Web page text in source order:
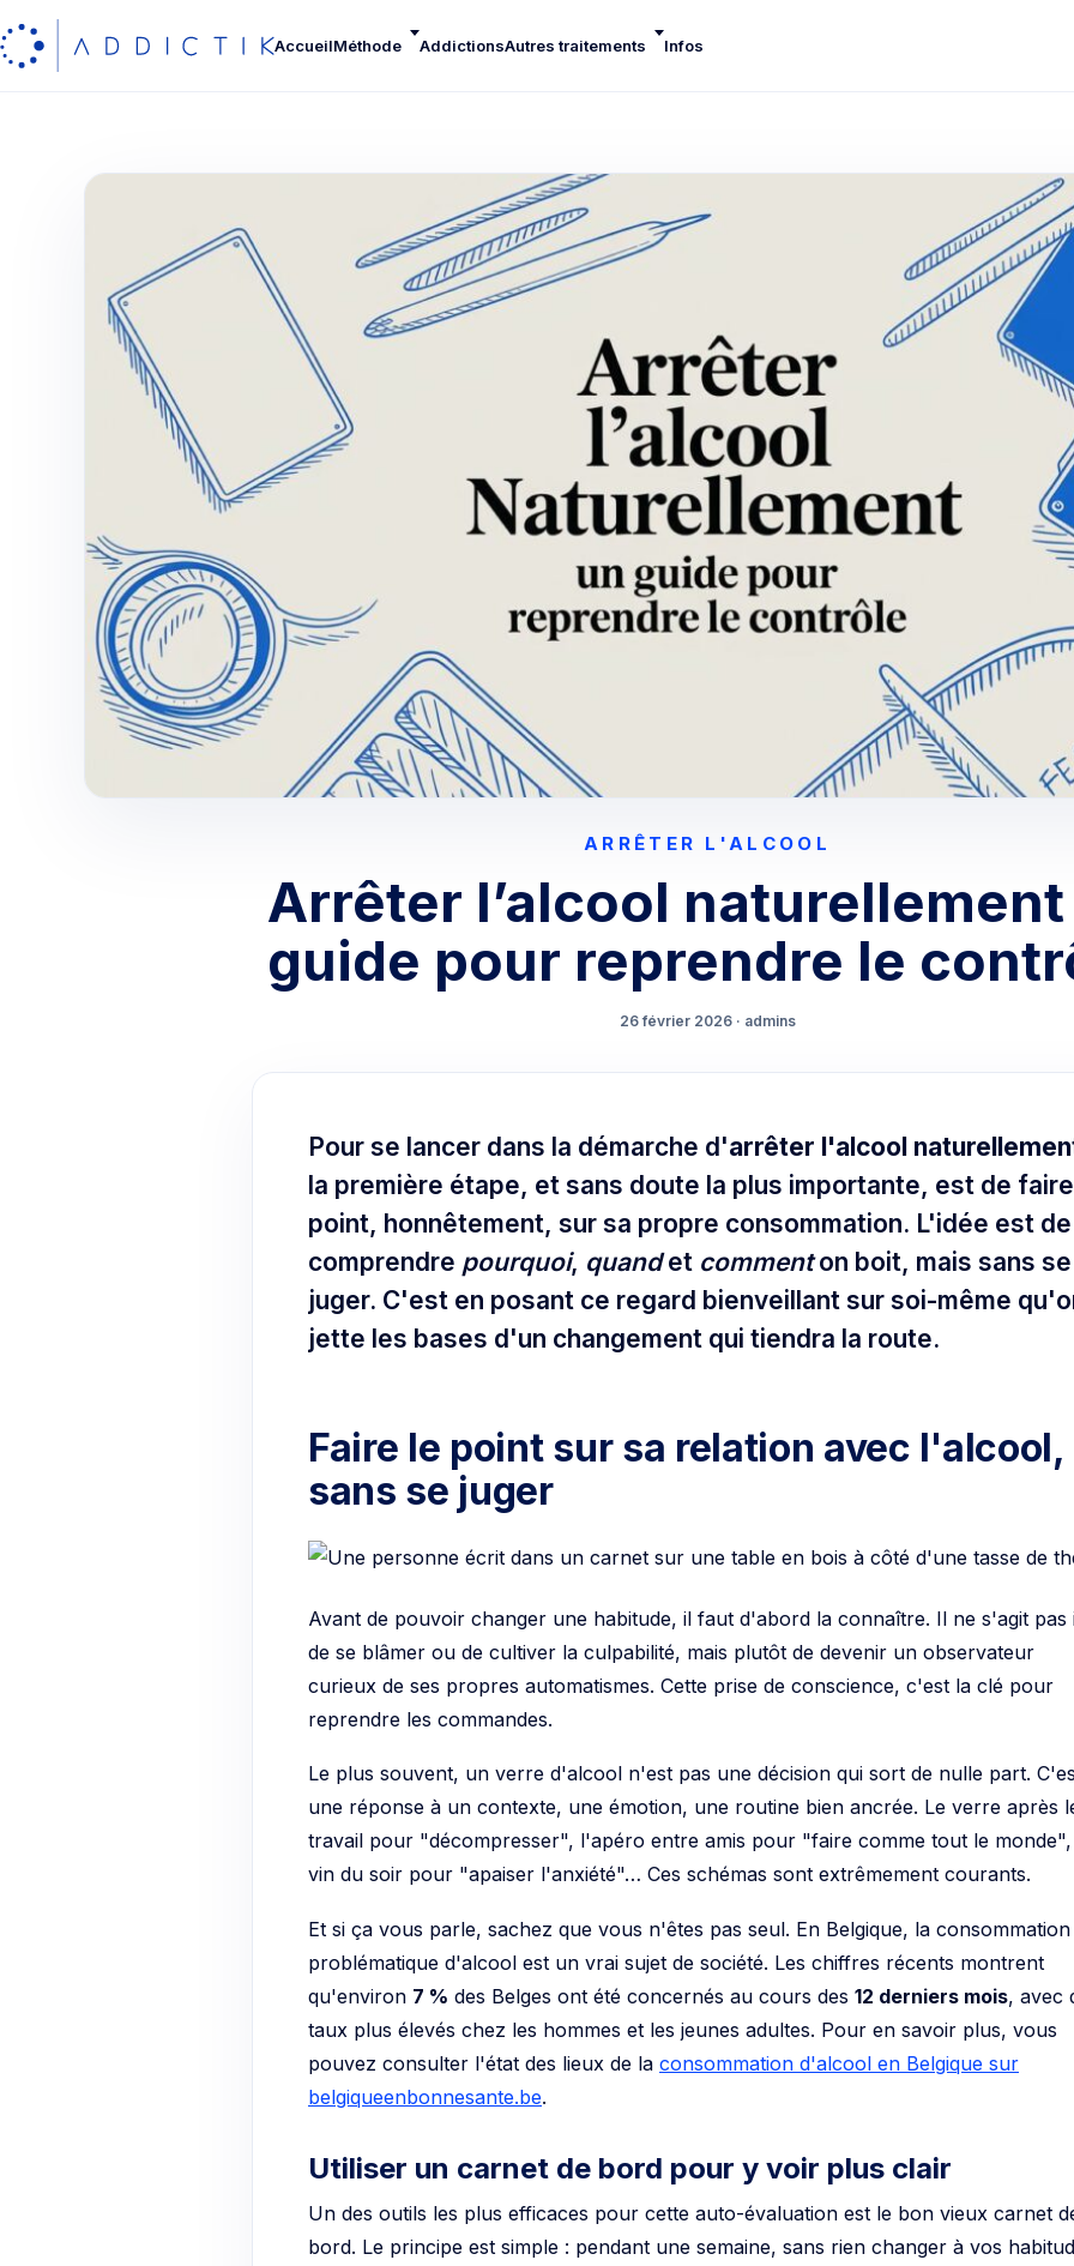
AccueilMéthode AddictionsAutres traitements Infos
ARRÊTER L'ALCOOL
Arrêter l’alcool naturellement
guide pour reprendre le
26 février 2026 · admins
Pour se lancer dans la démarche d'arrêter l'alcool
la première étape, et sans doute la plus importante, est de
point, honnêtement, sur sa propre consommation. L'idée est de
comprendre pourquoi, quandet commenton boit, mais sans se
juger. C'est en posant ce regard bienveillant sur soi-même
jette les bases d'un changement qui tiendra la route.
Faire le point sur sa relation avec l'alcool,
sans se juger
Avant de pouvoir changer une habitude, il faut d'abord la connaître. Il ne s'agit pas
de se blâmer ou de cultiver la culpabilité, mais plutôt de devenir un observateur
curieux de ses propres automatismes. Cette prise de conscience, c'est la clé pour
reprendre les commandes.
Le plus souvent, un verre d'alcool n'est pas une décision qui sort de nulle part.
une réponse à un contexte, une émotion, une routine bien ancrée. Le verre après
travail pour "décompresser", l'apéro entre amis pour "faire comme tout le
vin du soir pour "apaiser l'anxiété"… Ces schémas sont extrêmement courants.
Et si ça vous parle, sachez que vous n'êtes pas seul. En Belgique, la consommation
problématique d'alcool est un vrai sujet de société. Les chiffres récents montrent
qu'environ 7 % des Belges ont été concernés au cours des 12 derniers mois, avec
taux plus élevés chez les hommes et les jeunes adultes. Pour en savoir plus, vous
pouvez consulter l'état des lieux de la consommation d'alcool en Belgique sur
belgiqueenbonnesante.be.
Utiliser un carnet de bord pour y voir plus clair
Un des outils les plus efficaces pour cette auto-évaluation est le bon vieux carnet
bord. Le principe est simple : pendant une semaine, sans rien changer à vos